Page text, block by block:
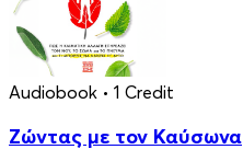
Audiobook • 1 Credit
Ζώντας με τον Καύσωνα